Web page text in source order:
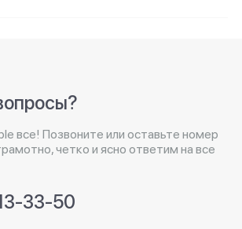
все! Позвоните или оставьте номер
четко и ясно ответим на все
33-50